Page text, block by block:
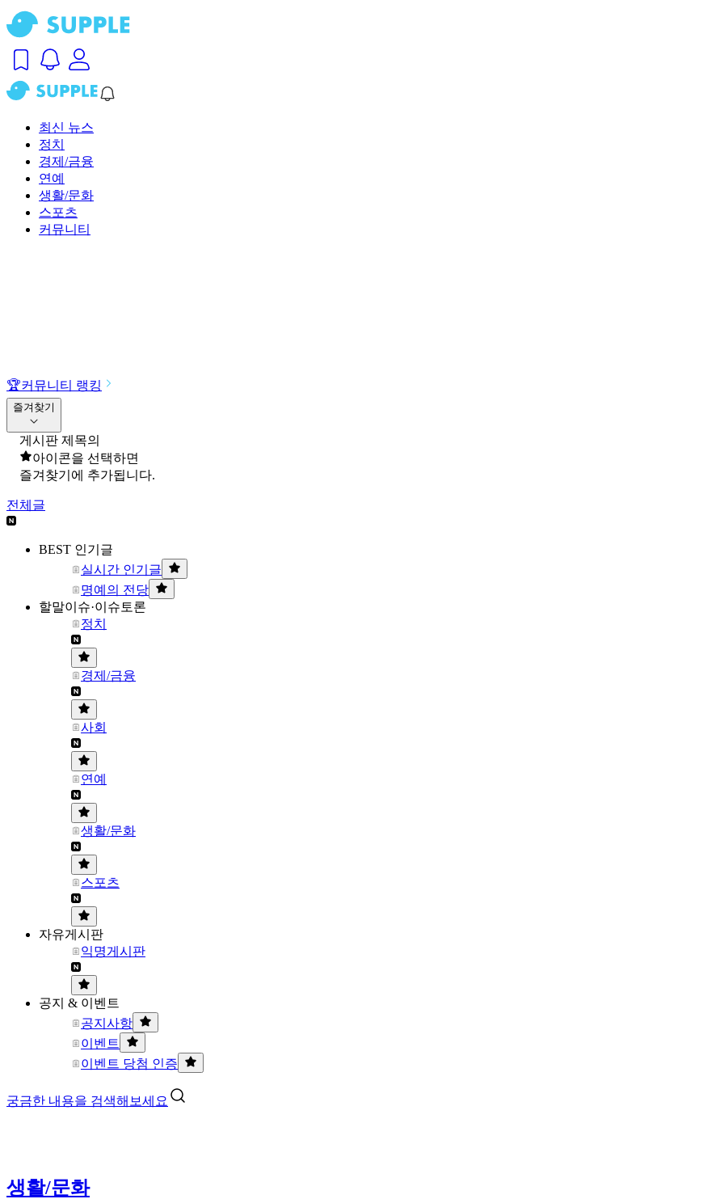
최신 뉴스
정치
경제/금융
연예
생활/문화
스포츠
커뮤니티
🏆커뮤니티 랭킹
즐겨찾기
게시판 제목의
아이콘을 선택하면
즐겨찾기에 추가됩니다.
전체글
BEST 인기글
실시간 인기글
명예의 전당
할말이슈·이슈토론
정치
경제/금융
사회
연예
생활/문화
스포츠
자유게시판
익명게시판
공지 & 이벤트
공지사항
이벤트
이벤트 당첨 인증
궁금한 내용을 검색해보세요
생활/문화